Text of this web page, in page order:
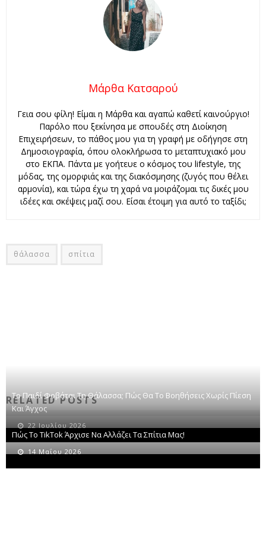
Μάρθα Κατσαρού
Γεια σου φίλη! Είμαι η Μάρθα και αγαπώ καθετί καινούργιο!
Παρόλο που ξεκίνησα με σπουδές στη Διοίκηση
Επιχειρήσεων, το πάθος μου για τη γραφή με οδήγησε στη
Δημοσιογραφία, όπου ολοκλήρωσα το μεταπτυχιακό μου
στο ΕΚΠΑ. Πάντα με γοήτευε ο κόσμος του lifestyle, της
μόδας, της ομορφιάς και της διακόσμησης (ζυγός που θέλει
αρμονία), και τώρα έχω τη χαρά να μοιράζομαι τις δικές μου
ιδέες και σκέψεις μαζί σου. Είσαι έτοιμη για αυτό το ταξίδι;
θάλασσα σπίτια
RELATED POSTS
Το Παιδί Φοβάται Τη Θάλασσα; Πώς Θα Το Βοηθήσεις Χωρίς Πίεση
Και Άγχος
22 Ιουλίου 2026
Πώς Το TikTok Άρχισε Να Αλλάζει Τα Σπίτια Μας!
14 Μαΐου 2026